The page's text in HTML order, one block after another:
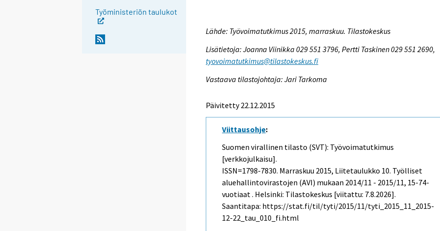
Työministeriön taulukot
Lähde: Työvoimatutkimus 2015, marraskuu. Tilastokeskus
Lisätietoja: Joanna Viinikka 029 551 3796, Pertti Taskinen 029 551 2690,
tyovoimatutkimus@tilastokeskus.fi
Vastaava tilastojohtaja: Jari Tarkoma
Päivitetty 22.12.2015
Viittausohje:
Suomen virallinen tilasto (SVT): Työvoimatutkimus
[verkkojulkaisu].
ISSN=1798-7830. Marraskuu 2015, Liitetaulukko 10. Työlliset
aluehallintovirastojen (AVI) mukaan 2014/11 - 2015/11, 15-74-
vuotiaat . Helsinki: Tilastokeskus [viitattu: 7.8.2026].
Saantitapa: https://stat.fi/til/tyti/2015/11/tyti_2015_11_2015-
12-22_tau_010_fi.html